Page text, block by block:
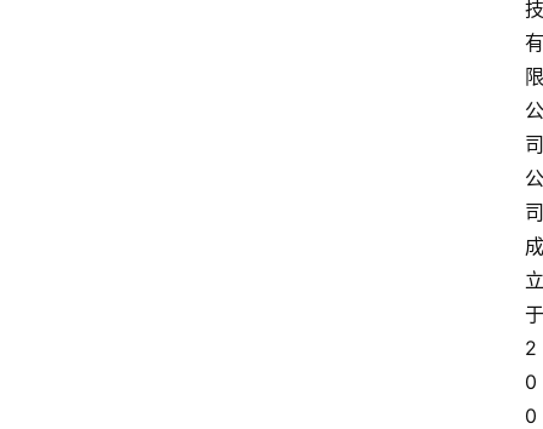
技
有
限
公
司
公
司
成
立
于
2
0
0